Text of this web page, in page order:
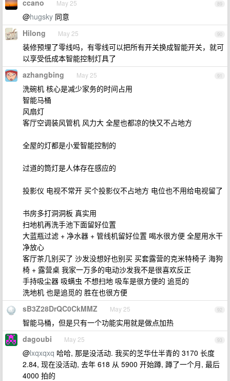
89
ccano May 25
@hugsky 同意
90
Hilong May 25
装修预埋了零线吗，有零线可以把所有开关换成智能开关，就可
以享受低成本智能控制灯具了
91
azhangbing May 25
洗碗机 核心是减少家务的时间占用
智能马桶
风扇灯
客厅空调装风管机 风力大 全屋也都凉的快又不占地方
全屋的灯都是小爱智能控制的
过道的筒灯是人体存在感应的
投影仪 电视不常开 买个投影仪不占地方 电位也不用给电视留了
书房多打洞洞板 真实用
扫地机再洗手池下面留好位置
大蓝瓶过滤 + 净水器 + 管线机留好位置 喝水很方便 全屋用水干
净放心
客厅茶几别买了 沙发没想好也别买 买套露营的克米特椅子 海狗
椅 + 露营桌 我家一万多的电动沙发我不是很喜欢反正
手持吸尘器 吸螨虫 不想扫地 吸车是很方便的 追觅的
洗地机 也是追觅的 胜在也很方便
92
sB3Z28DrQC0CkMMZ May 25
智能马桶，但是只有一个功能实用就是做点加热
93
dagoubi May 25
@lxqxqxq 哈哈, 那是没活动. 我买的芝华仕半青的 3170 长度
2.84, 现在没活动, 去年 618 从 5900 开始蹲, 蹲了一个月, 最后
4000 拍的